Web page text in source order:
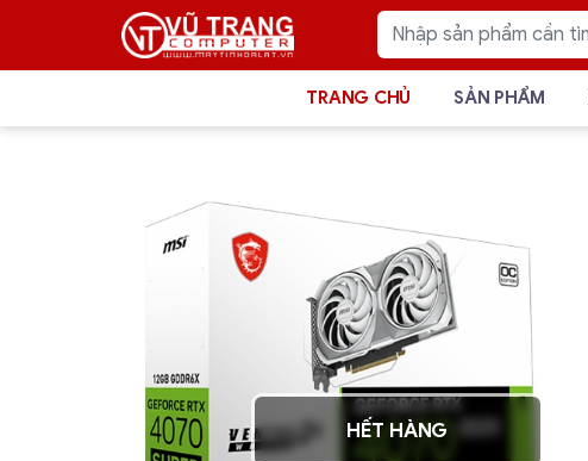
TRANG CHỦ SẢN PHẨM
HẾT HÀNG